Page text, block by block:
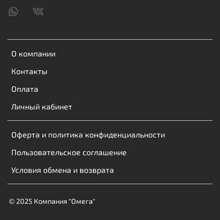
О компании
Контакты
Оплата
Личный кабинет
Оферта и политика конфиденциальности
Пользовательское соглашение
Условия обмена и возврата
© 2025 Компания "Омега"